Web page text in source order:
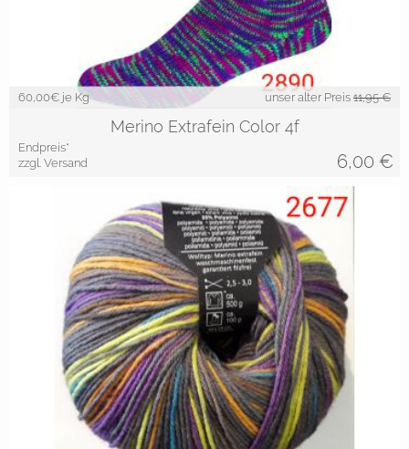
60,00€ je Kg unser alter Preis 11,95 €
Merino Extrafein Color 4f
Endpreis*
zzgl. Versand
6,00 €